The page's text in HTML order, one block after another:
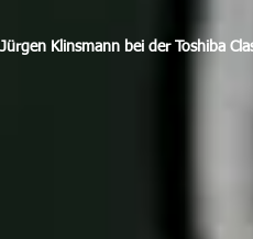
Klinsmann bei der Toshiba